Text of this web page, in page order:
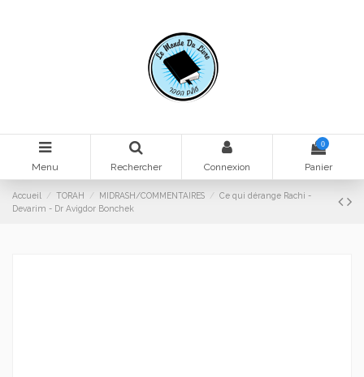
Menu Rechercher Connexion
0
Panier
Accueil TORAH MIDRASH/COMMENTAIRES
Ce qui dérange Rachi -
Devarim - Dr Avigdor Bonchek